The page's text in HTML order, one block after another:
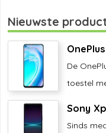
Nieuwste
De
toestel
Sony
Sinds